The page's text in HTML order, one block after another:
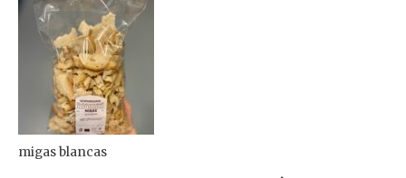
migas blancas